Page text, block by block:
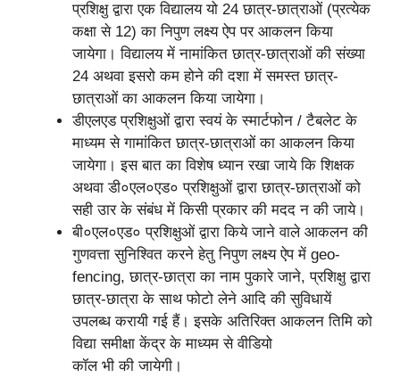
प्रशिक्षु द्वारा एक विद्यालय यो 24 छात्र-छात्राओं (प्रत्येक
कक्षा से 12) का निपुण लक्ष्य ऐप पर आकलन किया
जायेगा। विद्यालय में नामांकित छात्र-छात्राओं की संख्या
24 अथवा इसरो कम होने की दशा में समस्त छात्र-
छात्राओं का आकलन किया जायेगा।
डीएलएड प्रशिक्षुओं द्वारा स्वयं के स्मार्टफोन / टैबलेट के
माध्यम से गामांकित छात्र-छात्राओं का आकलन किया
जायेगा। इस बात का विशेष ध्यान रखा जाये कि शिक्षक
अथवा डी०एल०एड० प्रशिक्षुओं द्वारा छात्र-छात्राओं को
सही उार के संबंध में किसी प्रकार की मदद न की जाये।
बी०एल०एड० प्रशिक्षुओं द्वारा किये जाने वाले आकलन की
गुणवत्ता सुनिश्वित करने हेतु निपुण लक्ष्य ऐप में geo-
fencing, छात्र-छात्रा का नाम पुकारे जाने, प्रशिक्षु द्वारा
छात्र-छात्रा के साथ फोटो लेने आदि की सुविधायें
उपलब्ध करायी गई हैं। इसके अतिरिक्त आकलन तिमि को
विद्या समीक्षा केंद्र के माध्यम से वीडियो
कॉल भी की जायेगी।